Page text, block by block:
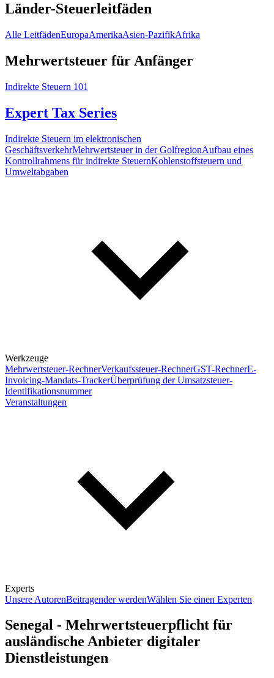
Länder-Steuerleitfäden
Alle LeitfädenEuropaAmerikaAsien-PazifikAfrika
Mehrwertsteuer für Anfänger
Indirekte Steuern 101
Expert Tax Series
Indirekte Steuern im elektronischen
GeschäftsverkehrMehrwertsteuer in der GolfregionAufbau eines
Kontrollrahmens für indirekte SteuernKohlenstoffsteuern und
Umweltabgaben
Werkzeuge
Mehrwertsteuer-RechnerVerkaufssteuer-RechnerGST-RechnerE-
Invoicing-Mandats-TrackerÜberprüfung der Umsatzsteuer-
Identifikationsnummer
Veranstaltungen
Experts
Unsere AutorenBeitragender werdenWählen Sie einen Experten
Senegal - Mehrwertsteuerpflicht für
ausländische Anbieter digitaler
Dienstleistungen